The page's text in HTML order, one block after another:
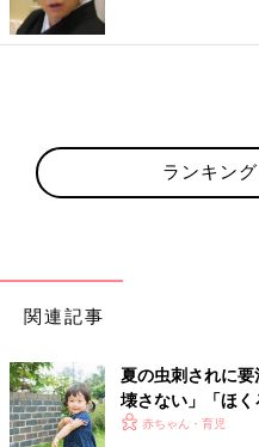
ランキン
関連記事
夏の虫刺されに
壊さない」「ほ
ニ」【皮膚科医】
赤ちゃん・育児